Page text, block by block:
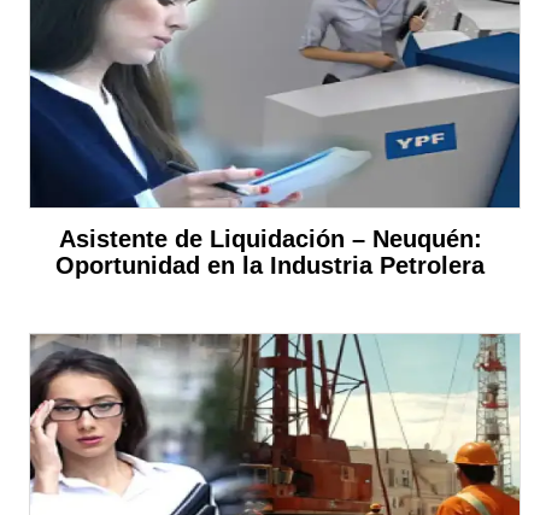
Asistente de Liquidación – Neuquén:
Oportunidad en la Industria Petrolera